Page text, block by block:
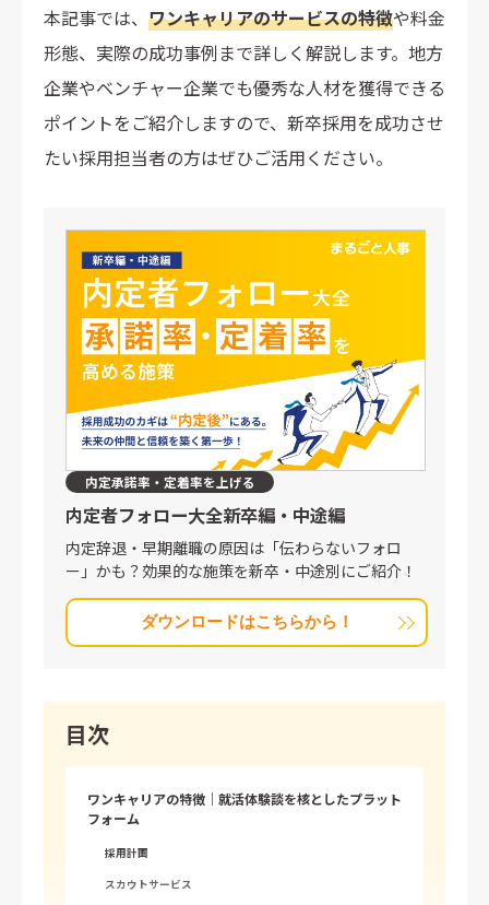
本記事では、 ワンキャリアのサービスの特徴や料金
形態、実際の成功事例まで詳しく解説します。地方
企業やベンチャー企業でも優秀な人材を獲得できる
ポイントをご紹介しますので、新卒採用を成功させ
たい採用担当者の方はぜひご活用ください。
内定承諾率・定着率を上げる
内定者フォロー大全新卒編・中途編
内定辞退・早期離職の原因は「伝わらないフォロ
ー」かも？効果的な施策を新卒・中途別にご紹介！
ダウンロードはこちらから！
目次
ワンキャリアの特徴｜就活体験談を核としたプラット
フォーム
採用計画
スカウトサービス